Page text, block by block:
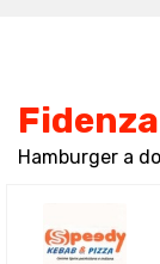
Fidenza
Hamburger a